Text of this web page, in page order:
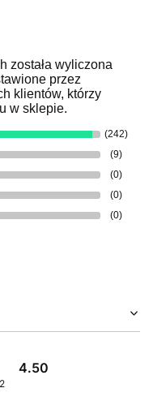
została wyliczona
przez
klientów, którzy
w sklepie.
(242)
(9)
(0)
(0)
(0)
4.50